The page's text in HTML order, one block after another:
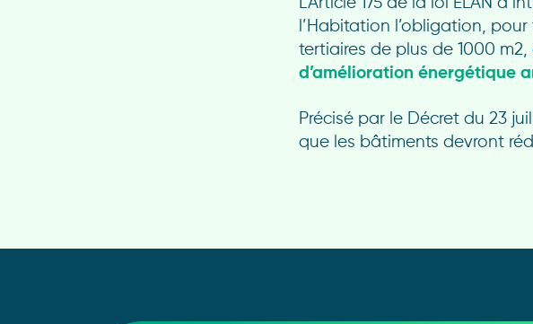
l’Habitation l’obligation,
tertiaires de plus de 1000 m2
d’amélioration énergétique
Précisé par le Décret du 23
que les bâtiments devront